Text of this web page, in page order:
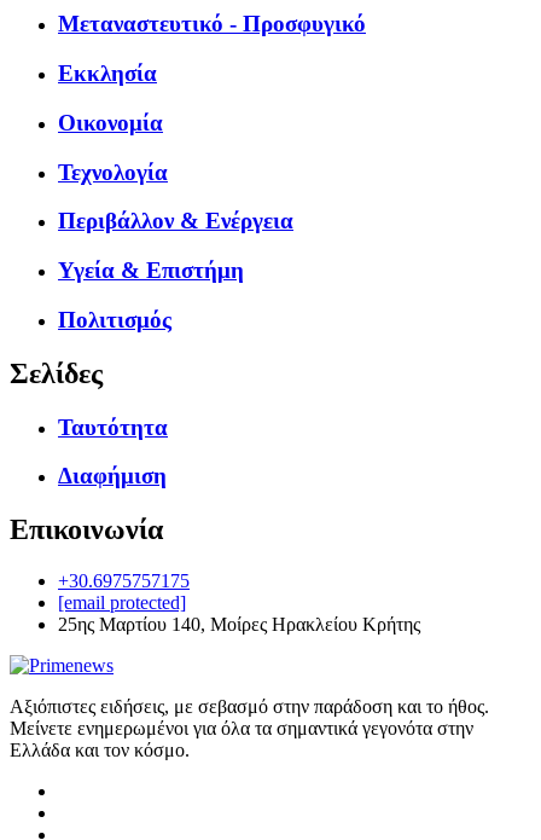
Μεταναστευτικό - Προσφυγικό
Εκκλησία
Οικονομία
Τεχνολογία
Περιβάλλον & Ενέργεια
Υγεία & Επιστήμη
Πολιτισμός
Σελίδες
Ταυτότητα
Διαφήμιση
Επικοινωνία
+30.6975757175
[email protected]
25ης Μαρτίου 140, Μοίρες Ηρακλείου Κρήτης
Αξιόπιστες ειδήσεις, με σεβασμό στην παράδοση και το ήθος.
Μείνετε ενημερωμένοι για όλα τα σημαντικά γεγονότα στην
Ελλάδα και τον κόσμο.